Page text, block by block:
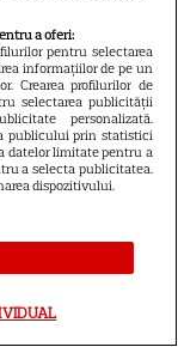
a oferi:
pentru selectarea
informațiilor de pe un
Crearea profilurilor de
selectarea publicității
personalizată.
publicului prin statistici
datelor limitate pentru a
a selecta publicitatea.
dispozitivului.